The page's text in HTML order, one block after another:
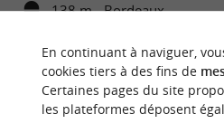
138 m - Bordeaux
En continuant à naviguer,
cookies tiers à des fins de
Certaines pages du site
les plateformes déposent